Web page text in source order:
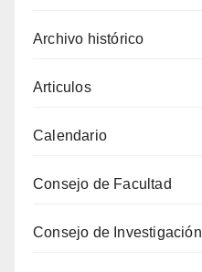
Archivo histórico
Articulos
Calendario
Consejo de Facultad
Consejo de Investigación